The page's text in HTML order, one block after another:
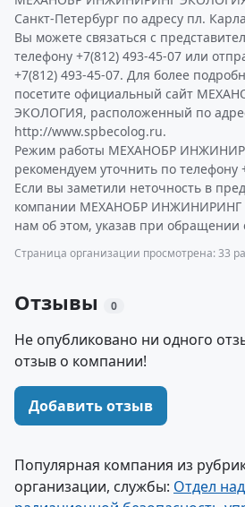
Санкт-Петербург по адресу пл.
Вы можете связаться с
телефону +7(812) 493-45-07 или
+7(812) 493-45-07. Для более
посетите официальный сайт
ЭКОЛОГИЯ, расположенный по
http://www.spbecolog.ru.
Режим работы МЕХАНОБР
рекомендуем уточнить по телефону
Если вы заметили неточность в
компании МЕХАНОБР ИНЖИНИРИНГ
нам об этом, указав при
Страница организации просмотрена: 33
Отзывы 0
Не опубликовано ни одного
отзыв о компании!
Добавить отзыв
Популярная компания из
организации, службы: Отдел